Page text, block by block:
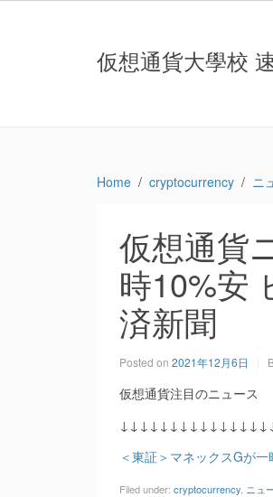
仮想通貨大學校
Home cryptocurrency ニ
仮想通貨
時10%安
済新聞
Posted on 2021年12月6日
仮想通貨注目のニュース
＜東証＞マネックスGが
Filed under: cryptocurrency ニュ